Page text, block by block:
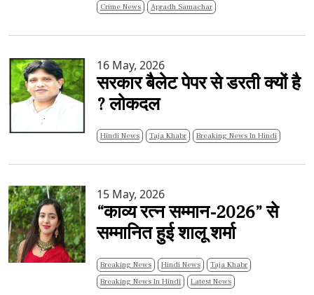
Crime News Apradh Samachar
16 May, 2026
सरकार बैलेट पेपर से डरती क्यों है
? लोकदल
Hindi News Taja Khabr Breaking News In Hindi
15 May, 2026
“काव्य रत्न सम्मान-2026” से
सम्मानित हुई शालू शर्मा
Breaking News Hindi News
Taja Khabr
Breaking News In Hindi
Latest News